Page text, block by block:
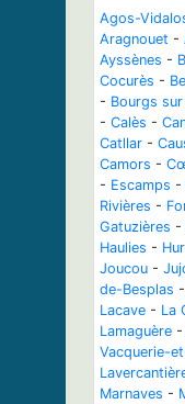
Agos-
Aragnouet -
Ayssènes -
Cocurès -
- Bourgs
- Calès -
Catllar -
Camors -
- Escamps -
Rivières -
Gatuzières -
Haulies -
Joucou -
de-Besplas -
Lacave - La
Lamaguère -
Vacquerie-
Marnaves -